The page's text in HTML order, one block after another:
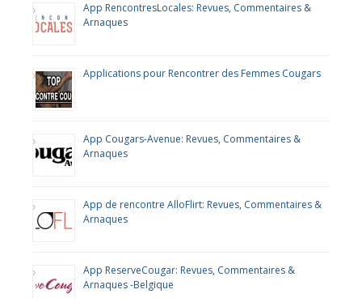
App RencontresLocales: Revues, Commentaires &
Arnaques
Applications pour Rencontrer des Femmes Cougars
App Cougars-Avenue: Revues, Commentaires &
Arnaques
App de rencontre AlloFlirt: Revues, Commentaires &
Arnaques
App ReserveCougar: Revues, Commentaires &
Arnaques -Belgique